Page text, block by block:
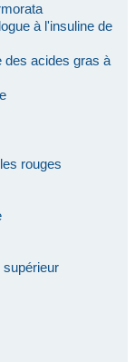
à l'insuline de
des acides gras à
rouges